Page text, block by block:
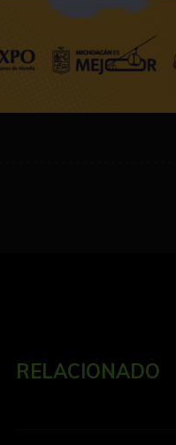
RELACIONADO